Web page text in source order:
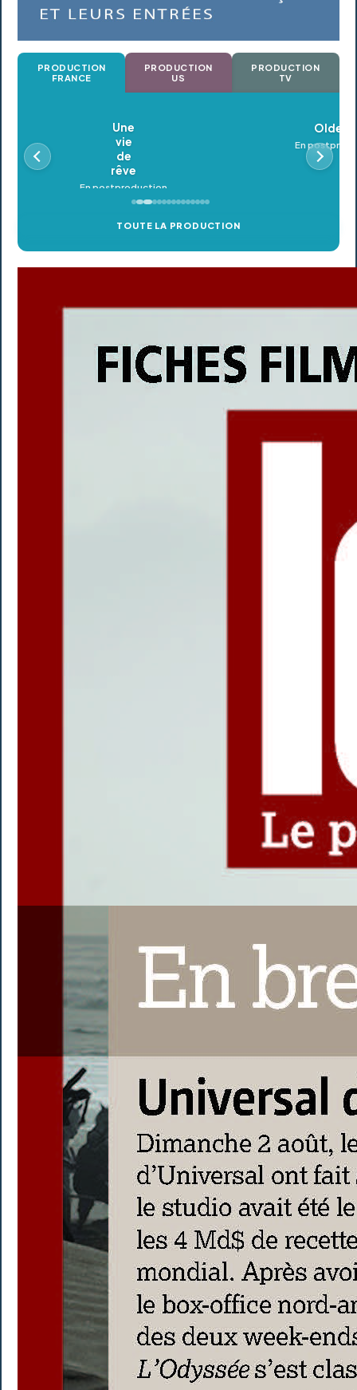
PRODUCTION
FRANCE
PRODUCTION
US
PRODUCTION
TV
Oldeupe
En postproduction
TOUTE LA PRODUCTION